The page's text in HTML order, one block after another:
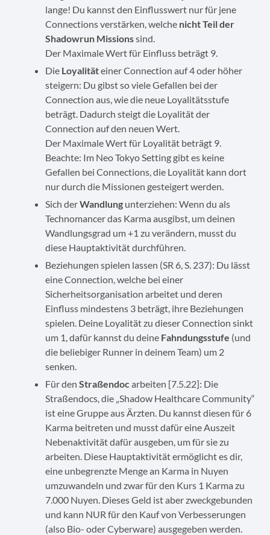
lange! Du kannst den Einflusswert nur für jene
Connections verstärken, welche nicht Teil der
Shadowrun Missionssind.
Der Maximale Wert für Einfluss beträgt 9.
Die Loyalitäteiner Connection auf 4 oder höher
steigern: Du gibst so viele Gefallen bei der
Connection aus, wie die neue Loyalitätsstufe
beträgt. Dadurch steigt die Loyalität der
Connection auf den neuen Wert.
Der Maximale Wert für Loyalität beträgt 9.
Beachte: Im Neo Tokyo Setting gibt es keine
Gefallen bei Connections, die Loyalität kann dort
nur durch die Missionen gesteigert werden.
Sich derWandlung unterziehen: Wenn du als
Technomancer das Karma ausgibst, um deinen
Wandlungsgrad um +1 zu verändern, musst du
diese Hauptaktivität durchführen.
Beziehungen spielen lassen (SR 6, S. 237): Du lässt
eine Connection, welche bei einer
Sicherheitsorganisation arbeitet und deren
Einfluss mindestens 3 beträgt, ihre Beziehungen
spielen. Deine Loyalität zu dieser Connection sinkt
um 1, dafür kannst du deine Fahndungsstufe (und
die beliebiger Runner in deinem Team) um 2
senken.
Für den Straßendocarbeiten [7.5.22]: Die
Straßendocs, die „Shadow Healthcare Community“
ist eine Gruppe aus Ärzten. Du kannst diesen für 6
Karma beitreten und musst dafür eine Auszeit
Nebenaktivität dafür ausgeben, um für sie zu
arbeiten. Diese Hauptaktivität ermöglicht es dir,
eine unbegrenzte Menge an Karma in Nuyen
umzuwandeln und zwar für den Kurs 1 Karma zu
7.000 Nuyen. Dieses Geld ist aber zweckgebunden
und kann NUR für den Kauf von Verbesserungen
(also Bio- oder Cyberware) ausgegeben werden.